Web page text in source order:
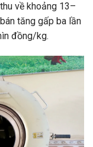
về khoảng 13–
tăng gấp ba lần
đồng/kg.